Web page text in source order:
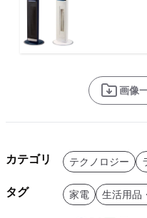
画像
カテゴリ テクノロジー
タグ 家電 生活用品